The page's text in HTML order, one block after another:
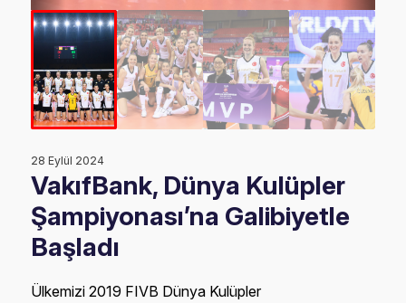
28 Eylül 2024
VakıfBank, Dünya Kulüpler
Şampiyonası’na Galibiyetle
Başladı
Ülkemizi 2019 FIVB Dünya Kulüpler